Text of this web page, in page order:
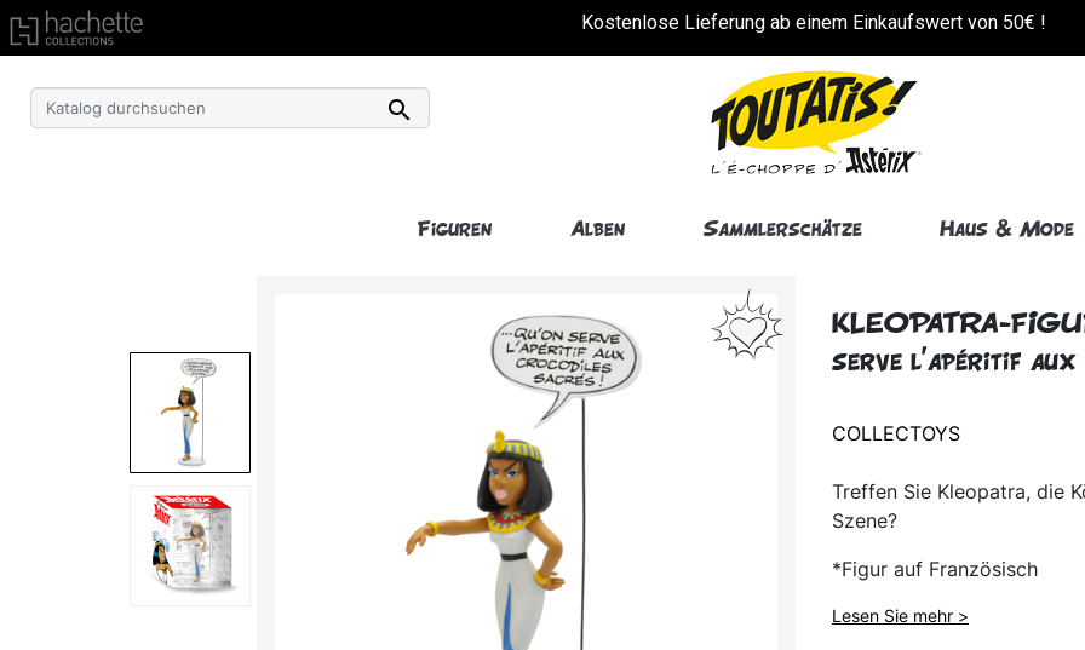
Kostenlose Lieferung ab einem Einkaufswert von 50€ ! Kostenlose Lieferung ab einem Einkaufswert von 50€ !

Figuren Alben Sammlerschätze Haus & Mode
KLEOPATRA-
serve l'apéritif
COLLECTOYS
Treffen Sie Kleopatra, die
Szene?
*Figur auf Französisch
Lesen Sie mehr >